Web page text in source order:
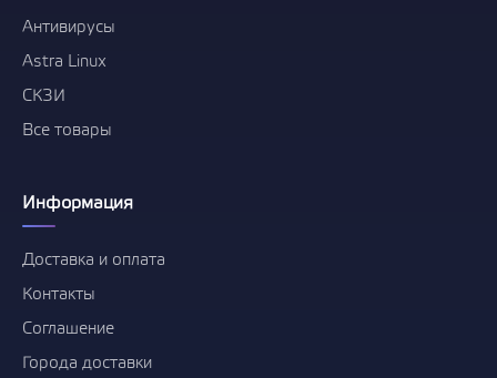
Антивирусы
Astra Linux
СКЗИ
Все товары
Информация
Доставка и оплата
Контакты
Соглашение
Города доставки